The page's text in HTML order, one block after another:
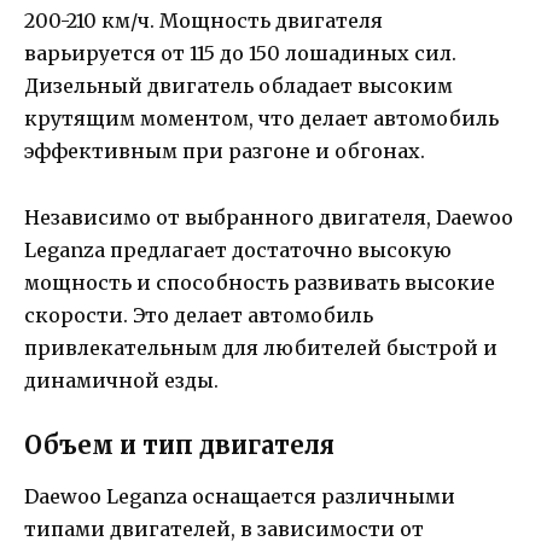
200-210 км/ч. Мощность двигателя
варьируется от 115 до 150 лошадиных сил.
Дизельный двигатель обладает высоким
крутящим моментом, что делает автомобиль
эффективным при разгоне и обгонах.
Независимо от выбранного двигателя, Daewoo
Leganza предлагает достаточно высокую
мощность и способность развивать высокие
скорости. Это делает автомобиль
привлекательным для любителей быстрой и
динамичной езды.
Объем и тип двигателя
Daewoo Leganza оснащается различными
типами двигателей, в зависимости от